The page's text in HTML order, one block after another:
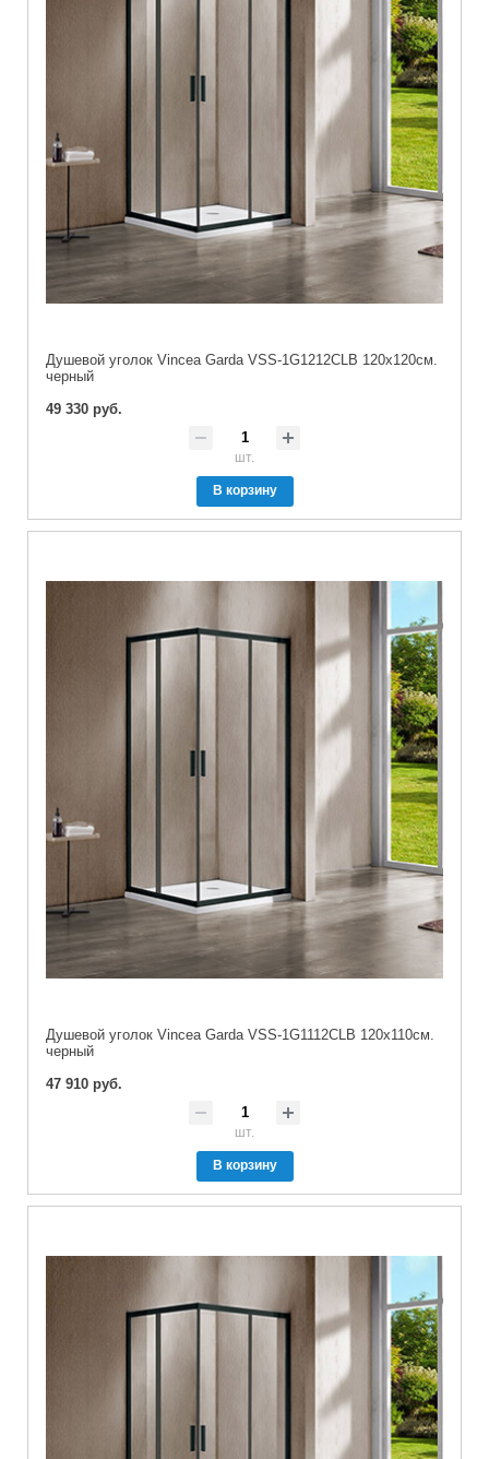
Душевой уголок Vincea Garda VSS-1G1212CLB 120х120см.
черный
49 330 руб.
шт.
В корзину
Душевой уголок Vincea Garda VSS-1G1112CLB 120х110см.
черный
47 910 руб.
шт.
В корзину